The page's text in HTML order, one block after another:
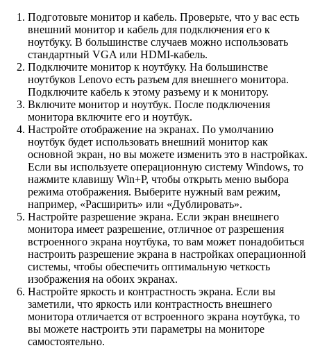
Подготовьте монитор и кабель. Проверьте, что у вас есть
внешний монитор и кабель для подключения его к
ноутбуку. В большинстве случаев можно использовать
стандартный VGA или HDMI-кабель.
Подключите монитор к ноутбуку. На большинстве
ноутбуков Lenovo есть разъем для внешнего монитора.
Подключите кабель к этому разъему и к монитору.
Включите монитор и ноутбук. После подключения
монитора включите его и ноутбук.
Настройте отображение на экранах. По умолчанию
ноутбук будет использовать внешний монитор как
основной экран, но вы можете изменить это в настройках.
Если вы используете операционную систему Windows, то
нажмите клавишу Win+P, чтобы открыть меню выбора
режима отображения. Выберите нужный вам режим,
например, «Расширить» или «Дублировать».
Настройте разрешение экрана. Если экран внешнего
монитора имеет разрешение, отличное от разрешения
встроенного экрана ноутбука, то вам может понадобиться
настроить разрешение экрана в настройках операционной
системы, чтобы обеспечить оптимальную четкость
изображения на обоих экранах.
Настройте яркость и контрастность экрана. Если вы
заметили, что яркость или контрастность внешнего
монитора отличается от встроенного экрана ноутбука, то
вы можете настроить эти параметры на мониторе
самостоятельно.